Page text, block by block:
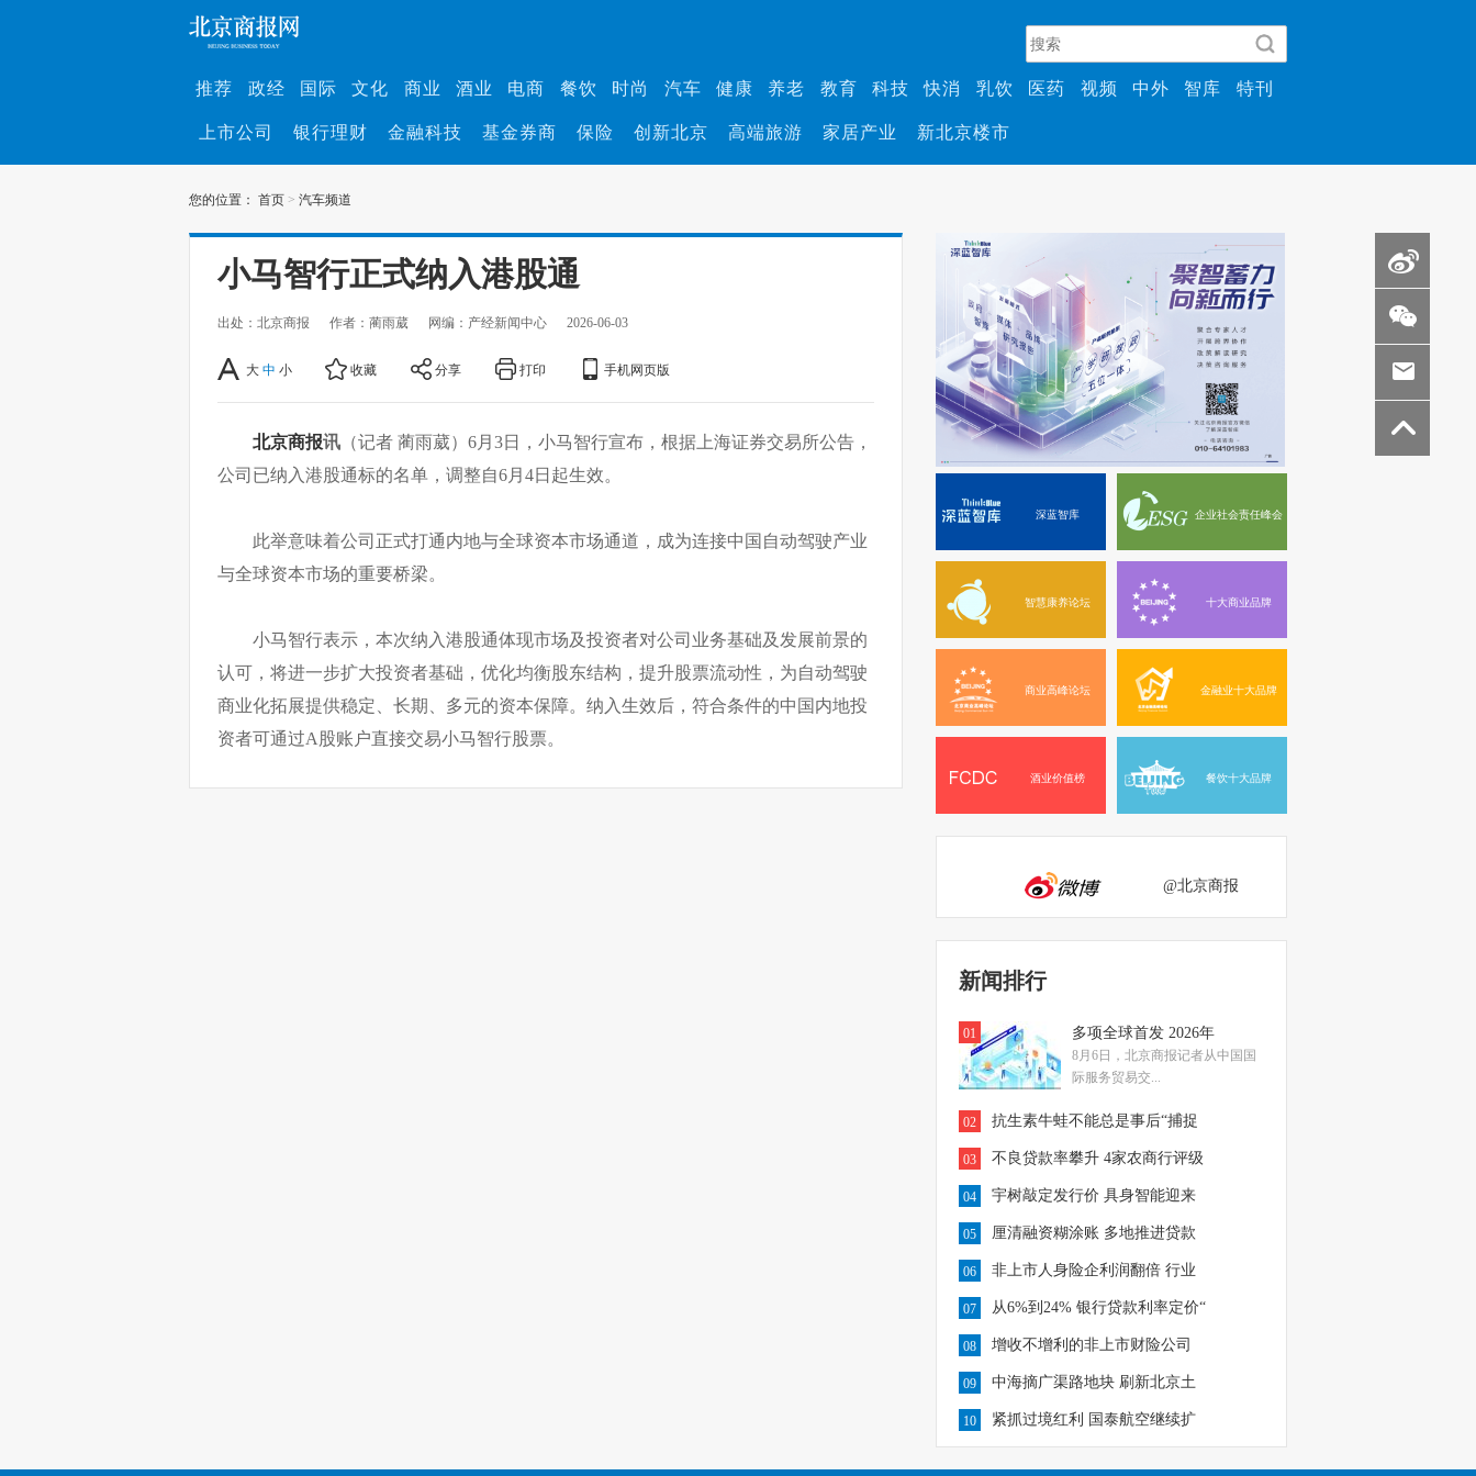
推荐 政经 国际 文化 商业 酒业 电商 餐饮 时尚 汽车 健康 养老 教育 科技 快消 乳饮 医药 视频 中外 智库 特刊
上市公司 银行理财 金融科技 基金券商 保险 创新北京 高端旅游 家居产业 新北京楼市
您的位置： 首页 > 汽车频道
小马智行正式纳入港股通
出处：北京商报 作者：蔺雨葳 网编：产经新闻中心 2026-06-03
大 中 小 收藏 分享 打印 手机网页版
北京商报讯 （记者 蔺雨葳）6月3日，小马智行宣布，根据上海证券交易所公告，
公司已纳入港股通标的名单，调整自6月4日起生效。
此举意味着公司正式打通内地与全球资本市场通道，成为连接中国自动驾驶产业
与全球资本市场的重要桥梁。
小马智行表示，本次纳入港股通体现市场及投资者对公司业务基础及发展前景的
认可，将进一步扩大投资者基础，优化均衡股东结构，提升股票流动性，为自动驾驶
商业化拓展提供稳定、长期、多元的资本保障。纳入生效后，符合条件的中国内地投
资者可通过A股账户直接交易小马智行股票。
深蓝智库 企业社会责任峰会
智慧康养论坛 十大商业品牌
商业高峰论坛 金融业十大品牌
酒业价值榜 餐饮十大品牌
@北京商报
新闻排行
01 多项全球首发 2026年
8月6日，北京商报记者从中国国
际服务贸易交...
02 抗生素牛蛙不能总是事后“捕捉
03 不良贷款率攀升 4家农商行评级
04 宇树敲定发行价 具身智能迎来
05 厘清融资糊涂账 多地推进贷款
06 非上市人身险企利润翻倍 行业
07 从6%到24% 银行贷款利率定价“
08 增收不增利的非上市财险公司
09 中海摘广渠路地块 刷新北京土
10 紧抓过境红利 国泰航空继续扩